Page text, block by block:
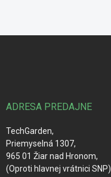
ADRESA PREDAJNE
TechGarden,
Priemyselná 1307,
965 01 Žiar nad Hronom,
(Oproti hlavnej vrátnici SNP)